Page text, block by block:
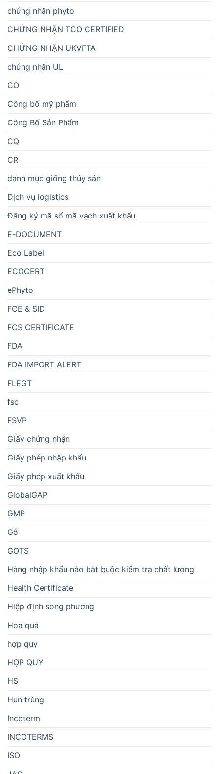
chứng nhận phyto
CHỨNG NHẬN TCO CERTIFIED
CHỨNG NHẬN UKVFTA
chứng nhận UL
CO
Công bố mỹ phẩm
Công Bố Sản Phẩm
CQ
CR
danh mục giống thủy sản
Dịch vụ logistics
Đăng ký mã số mã vạch xuất khẩu
E-DOCUMENT
Eco Label
ECOCERT
ePhyto
FCE & SID
FCS CERTIFICATE
FDA
FDA IMPORT ALERT
FLEGT
fsc
FSVP
Giấy chứng nhận
Giấy phép nhập khẩu
Giấy phép xuất khẩu
GlobalGAP
GMP
Gỗ
GOTS
Hàng nhập khẩu nào bắt buộc kiểm tra chất lượng
Health Certificate
Hiệp định song phương
Hoa quả
hợp quy
HỢP QUY
HS
Hun trùng
Incoterm
INCOTERMS
ISO